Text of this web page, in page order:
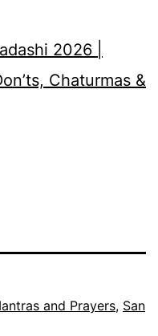
2026 |
Chaturmas &
and Prayers, San